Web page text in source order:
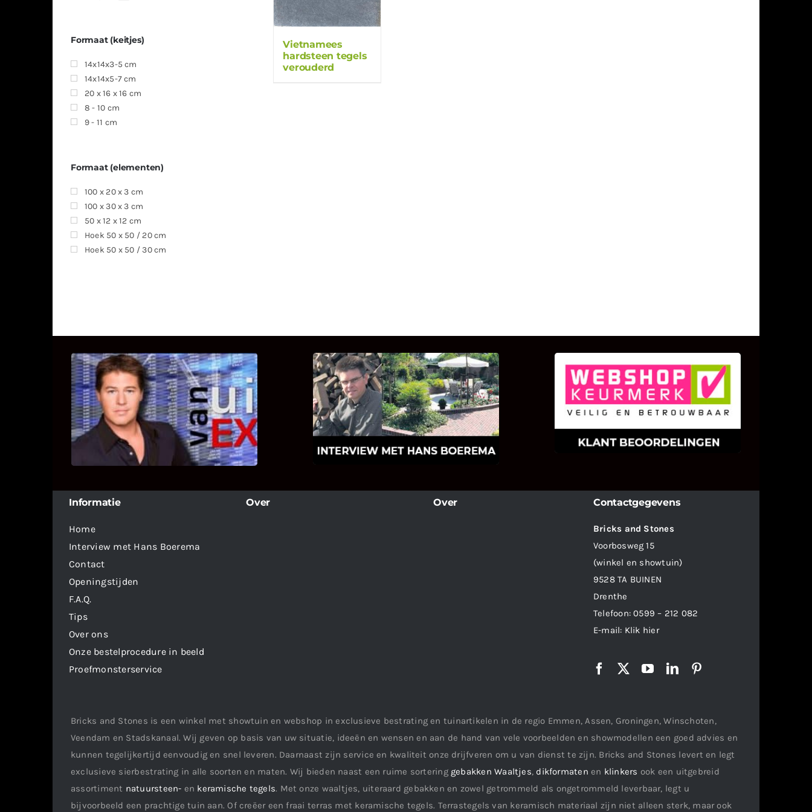
Vietnamees
hardsteen tegels
verouderd
Formaat (keitjes)
14x14x3-5 cm
14x14x5-7 cm
20 x 16 x 16 cm
8 - 10 cm
9 - 11 cm
Formaat (elementen)
100 x 20 x 3 cm
100 x 30 x 3 cm
50 x 12 x 12 cm
Hoek 50 x 50 / 20 cm
Hoek 50 x 50 / 30 cm
UITSTEL VAN EXECUTIE
Bekijk hier de fragmenten van de
deelname van Bricks and Stones aan
dit programma.
INTERVIEW MET HANS
BOEREMA
Hoe Bricks and Stones ontstaan is en
wat Hans Boerema motiveert in de
wereld van klinkers en tegels!
KLANT BEOORDELINGEN
We zijn er zeer op gesteld om te
weten wat u als klant van ons en
onze diensten vindt.
Informatie
Home
Interview met Hans Boerema
Contact
Openingstijden
F.A.Q.
Tips
Over ons
Onze bestelprocedure in beeld
Proefmonsterservice
Over Over Contactgegevens
Bricks and Stones
Voorbosweg 15
(winkel en showtuin)
9528 TA BUINEN
Drenthe
Telefoon:0599 – 212 082
E-mail: Klik hier
Bricks and Stones is een winkel met showtuin en webshop in exclusieve bestrating en tuinartikelen in de regio Emmen, Assen, Groningen, Winschoten,
Veendam en Stadskanaal. Wij geven op basis van uw situatie, ideeën en wensen en aan de hand van vele voorbeelden en showmodellen een goed advies en
kunnen tegelijkertijd eenvoudig en snel leveren. Daarnaast zijn service en kwaliteit onze drijfveren om u van dienst te zijn. Bricks and Stones levert en legt
exclusieve sierbestrating in alle soorten en maten. Wij bieden naast een ruime sortering gebakken Waaltjes, dikformaten en klinkers ook een uitgebreid
assortiment natuursteen- en keramische tegels. Met onze waaltjes, uiteraard gebakken en zowel getrommeld als ongetrommeld leverbaar, legt u
bijvoorbeeld een prachtige tuin aan. Of creëer een fraai terras met keramische tegels. Terrastegels van keramisch materiaal zijn niet alleen sterk, maar ook